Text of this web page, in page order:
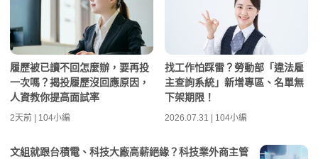
履歷被已讀不回怎麼辦，要再投
一次嗎？揭投履歷沒回應原因，
人資教你提高面試率
2天前 | 104小編
找工作怕踩雷？勞動部「違法雇
主查詢系統」新增專區、名單無
下架期限！
2026.07.31 | 104小編
文組就跟台積電、科技大廠高薪絕緣？科技業外商主管